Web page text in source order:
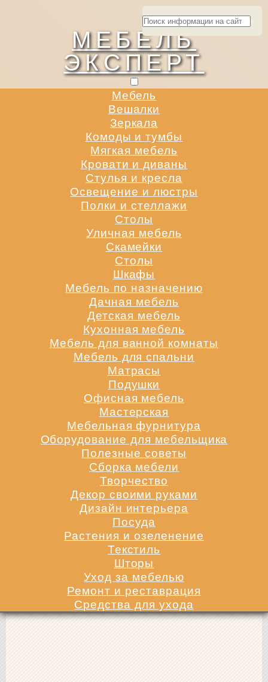
МЕБЕЛЬ
ЭКСПЕРТ
Мебель
Вешалки
Зеркала
Комоды и тумбы
Мягкая мебель
Кровати и диваны
Стулья и кресла
Освещение и люстры
Полки и стеллажи
Столы
Уличная мебель
Скамейки
Столы
Шкафы
Мебель по назначению
Дачная мебель
Детская мебель
Кухонная мебель
Мебель для ванной комнаты
Мебель для спальни
Матрасы
Подушки
Офисная мебель
Мастерская
Мебельная фурнитура
Оборудование для мебельщика
Полезные советы
Сборка мебели
Творчество
Декор своими руками
Дизайн интерьера
Посуда
Растения и озеленение
Текстиль
Шторы
Уход за мебелью
Ремонт и реставрация
Средства для ухода